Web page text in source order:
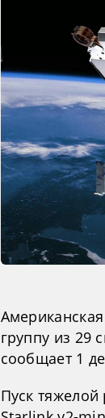
группу из 29
сообщает 1
Пуск тяжелой